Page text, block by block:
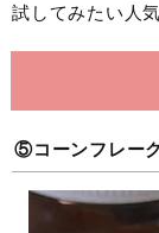
試してみたい人
⑤コーンフレー